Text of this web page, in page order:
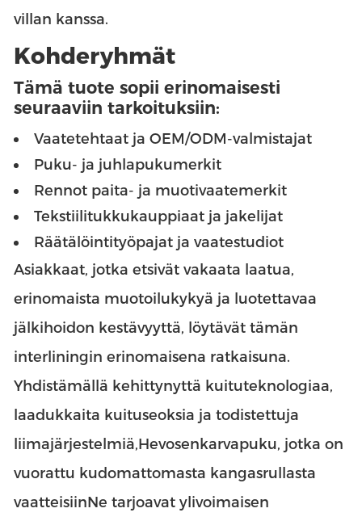
villan kanssa.
Kohderyhmät
Tämä tuote sopii erinomaisesti
seuraaviin tarkoituksiin:
Vaatetehtaat ja OEM/ODM-valmistajat
Puku- ja juhlapukumerkit
Rennot paita- ja muotivaatemerkit
Tekstiilitukkukauppiaat ja jakelijat
Räätälöintityöpajat ja vaatestudiot
Asiakkaat, jotka etsivät vakaata laatua,
erinomaista muotoilukykyä ja luotettavaa
jälkihoidon kestävyyttä, löytävät tämän
interliningin erinomaisena ratkaisuna.
Yhdistämällä kehittynyttä kuituteknologiaa,
laadukkaita kuituseoksia ja todistettuja
liimajärjestelmiä,Hevosenkarvapuku, jotka on
vuorattu kudomattomasta kangasrullasta
vaatteisiinNe tarjoavat ylivoimaisen